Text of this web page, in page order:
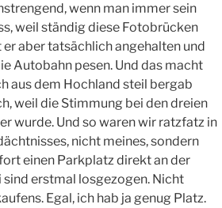
wenn man immer sein
weil ständig diese Fotobrücken
aber tatsächlich angehalten und
Autobahn pesen. Und das macht
aus dem Hochland steil bergab
weil die Stimmung bei den dreien
wurde. Und so waren wir ratzfatz in
nicht meines, sondern
einen Parkplatz direkt an der
erstmal losgezogen. Nicht
Egal, ich hab ja genug Platz.